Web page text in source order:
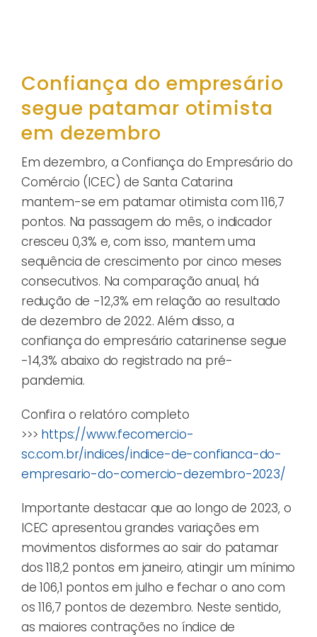
Confiança do empresário
segue patamar otimista
em dezembro
Em dezembro, a Confiança do Empresário do
Comércio (ICEC) de Santa Catarina
mantem-se em patamar otimista com 116,7
pontos. Na passagem do mês, o indicador
cresceu 0,3% e, com isso, mantem uma
sequência de crescimento por cinco meses
consecutivos. Na comparação anual, há
redução de -12,3% em relação ao resultado
de dezembro de 2022. Além disso, a
confiança do empresário catarinense segue
-14,3% abaixo do registrado na pré-
pandemia.
Confira o relatóro completo
>>> https://www.fecomercio-
sc.com.br/indices/indice-de-confianca-do-
empresario-do-comercio-dezembro-2023/
Importante destacar que ao longo de 2023, o
ICEC apresentou grandes variações em
movimentos disformes ao sair do patamar
dos 118,2 pontos em janeiro, atingir um mínimo
de 106,1 pontos em julho e fechar o ano com
os 116,7 pontos de dezembro. Neste sentido,
as maiores contrações no índice de